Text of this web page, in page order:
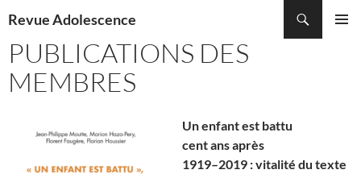
Revue Adolescence
AU
CONTENU
PUBLICATIONS DES
MEMBRES
Un enfant est battu
cent ans après
1919–2019 : vitalité du texte